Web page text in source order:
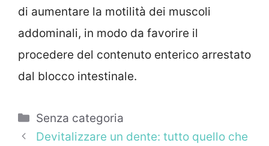
di aumentare la motilità dei muscoli
addominali, in modo da favorire il
procedere del contenuto enterico arrestato
dal blocco intestinale.
Categorie
Senza categoria
Devitalizzare un dente: tutto quello che